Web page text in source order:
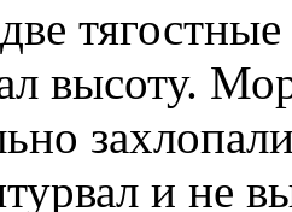
высоту.
и не